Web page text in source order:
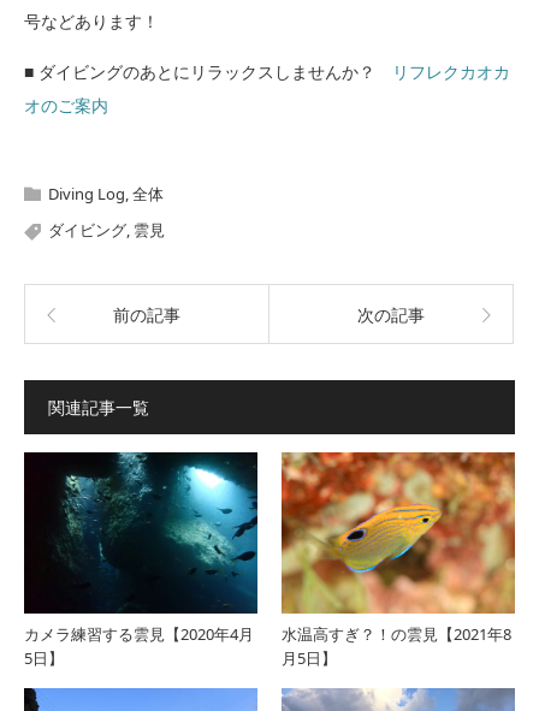
号などあります！
■ ダイビングのあとにリラックスしませんか？
リフレクカオカ
オのご案内
Diving Log,全体
ダイビング, 雲見
前の記事 次の記事
関連記事一覧
カメラ練習する雲見【2020年4月
5日】
水温高すぎ？！の雲見【2021年8
月5日】